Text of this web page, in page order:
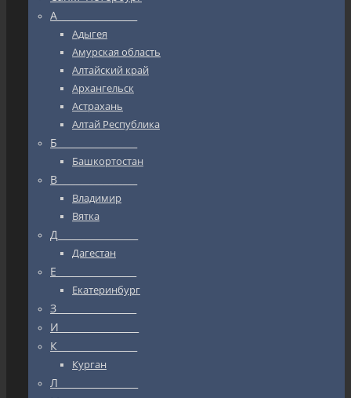
А_________________
Адыгея
Амурская область
Алтайский край
Архангельск
Астрахань
Алтай Республика
Б_________________
Башкортостан
В_________________
Владимир
Вятка
Д_________________
Дагестан
Е_________________
Екатеринбург
З_________________
И_________________
К_________________
Курган
Л_________________